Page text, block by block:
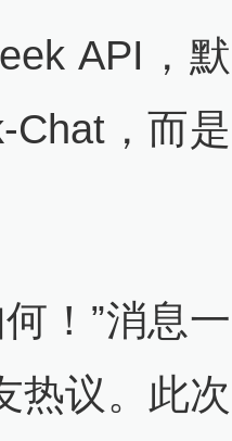
API，默
Chat，而是
！”消息一
热议。此次